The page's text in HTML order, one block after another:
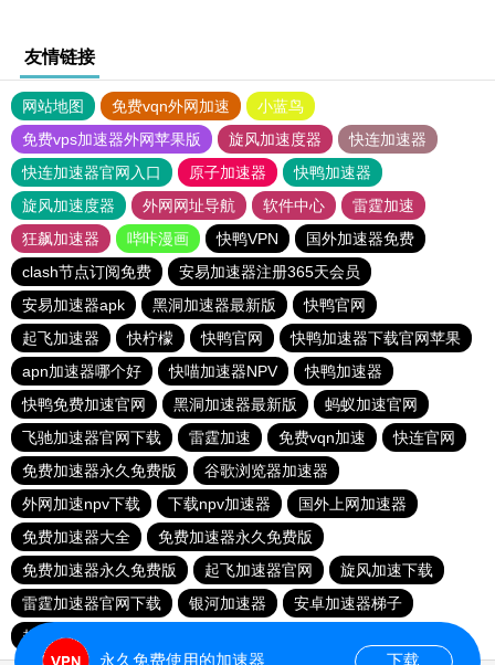
友情链接
网站地图 免费vqn外网加速
小蓝鸟
免费vps加速器外网苹果版
旋风加速度器
快连加速器
快连加速器官网入口
原子加速器
快鸭加速器
旋风加速度器
外网网址导航 软件中心
雷霆加速
狂飙加速器
哔咔漫画 快鸭VPN
国外加速器免费
clash节点订阅免费
安易加速器注册365天会员
安易加速器apk
黑洞加速器最新版
快鸭官网
起飞加速器
快柠檬 快鸭官网
快鸭加速器下载官网苹果
apn加速器哪个好
快喵加速器NPV
快鸭加速器
快鸭免费加速官网
黑洞加速器最新版
蚂蚁加速官网
飞驰加速器官网下载
雷霆加速 免费vqn加速
快连官网
免费加速器永久免费版
谷歌浏览器加速器
外网加速npv下载
下载npv加速器
国外上网加速器
免费加速器大全
免费加速器永久免费版
免费加速器永久免费版
起飞加速器官网
旋风加速下载
雷霆加速器官网下载
银河加速器
安卓加速器梯子
起飞加速器app下载
永久免费使用的加速器 下载